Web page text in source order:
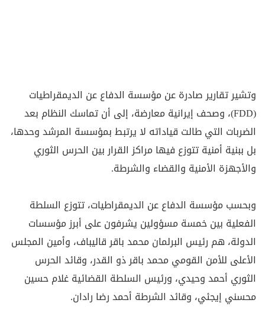
وتشير تقارير صادرة عن مؤسسة الدفاع عن الديمقراطيات
(FDD)، وصحف إيرانية معارضة، إلى أن تماسك النظام بعد
الضربات التي طالت قياداته لا يرتبط بمؤسسة المرشد وحدها،
بل ببنية أمنية تتوزع فيها مراكز القرار بين الحرس الثوري
والأجهزة الأمنية والقضاء والشرطة.
وبحسب مؤسسة الدفاع عن الديمقراطيات، تتوزع السلطة
الفعلية بين خمسة مسؤولين يشرفون على أبرز مؤسسات
الدولة، هم رئيس البرلمان محمد باقر قاليباف، وأمين المجلس
الأعلى للأمن القومي محمد باقر ذو القدر، وقائد الحرس
الثوري أحمد وحيدي، ورئيس السلطة القضائية غلام حسين
محسني إيجئي، وقائد الشرطة أحمد رضا رادان.